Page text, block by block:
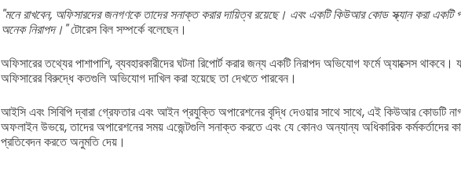
"মনে রাখবেন, অফিসারদের জনগণকে তাদের সনাক্ত করার দায়িত্ব রয়েছে। এবং একটি কিউআর কোড স্ক্যান করা একটি
অনেক নিরাপদ।"টোরেস বিল সম্পর্কে বলেছেন।
অফিসারের তথ্যের পাশাপাশি, ব্যবহারকারীদের ঘটনা রিপোর্ট করার জন্য একটি নিরাপদ অভিযোগ ফর্মে অ্যাক্সেস থাকবে।
অফিসারের বিরুদ্ধে কতগুলি অভিযোগ দাখিল করা হয়েছে তা দেখতে পারবেন।
আইসি এবং সিবিপি দ্বারা গ্রেফতার এবং আইন প্রযুক্তি অপারেশনের বৃদ্ধি দেওয়ার সাথে সাথে, এই কিউআর কোডটি
অফলাইন উভয়ে, তাদের অপারেশনের সময় এজেন্টগুলি সনাক্ত করতে এবং যে কোনও অন্যান্য অধিকারিক কর্মকর্তাদের
প্রতিবেদন করতে অনুমতি দেয়।